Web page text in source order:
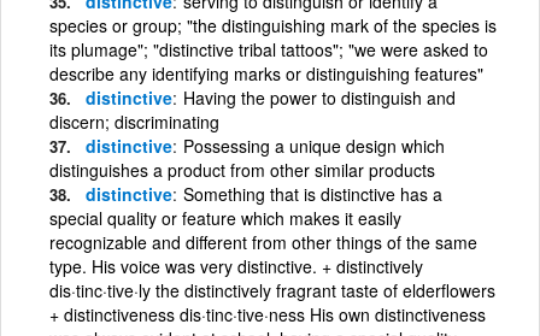
species or group; "the distinguishing mark of the species is
its plumage"; "distinctive tribal tattoos"; "we were asked to
describe any identifying marks or distinguishing features"
distinctive Having the power to distinguish and
discern; discriminating
distinctive Possessing a unique design which
distinguishes a product from other similar products
distinctive Something that is distinctive has a
special quality or feature which makes it easily
recognizable and different from other things of the same
type. His voice was very distinctive. + distinctively
dis·tinc·tive·ly the distinctively fragrant taste of elderflowers
+ distinctiveness dis·tinc·tive·ness His own distinctiveness